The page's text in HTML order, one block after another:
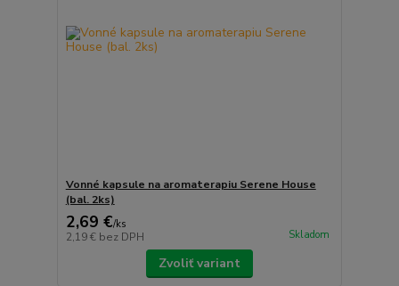
Vonné kapsule na aromaterapiu Serene House
(bal. 2ks)
2,69 €/ks
2,19 € bez DPH Skladom
Zvoliť variant